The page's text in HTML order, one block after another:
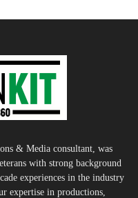
& Media consultant, was
with strong background
experiences in the industry
expertise in productions,